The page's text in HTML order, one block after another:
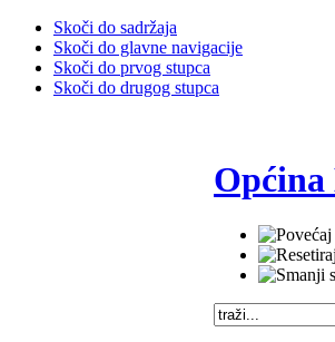
Skoči do sadržaja
Skoči do glavne navigacije
Skoči do prvog stupca
Skoči do drugog stupca
Općina